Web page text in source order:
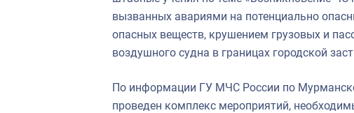
вызванных авариями на потенциально
опасных веществ, крушением грузовых и
воздушного судна в границах городской
По информации ГУ МЧС России по
проведен комплекс мероприятий,